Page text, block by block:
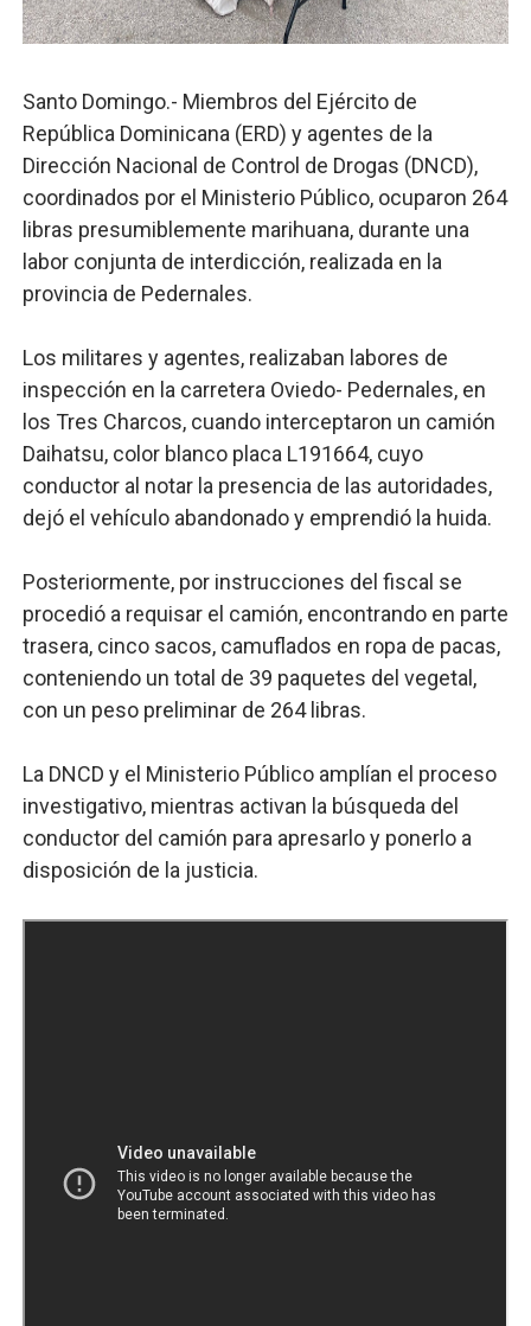
Operativo Interinstitucional “Compromiso Ambiental
Ministerio de Cultura anuncia ganadores de Premios
Más de 180 dirigentes sindicales de las Américas se
Restaurante Amigos es reconocido por sus cuatro
Santo Domingo.- Miembros del Ejército de
República Dominicana (ERD) y agentes de la
Dirección Nacional de Control de Drogas (DNCD),
coordinados por el Ministerio Público, ocuparon 264
libras presumiblemente marihuana, durante una
labor conjunta de interdicción, realizada en la
provincia de Pedernales.
Los militares y agentes, realizaban labores de
inspección en la carretera Oviedo- Pedernales, en
los Tres Charcos, cuando interceptaron un camión
Daihatsu, color blanco placa L191664, cuyo
conductor al notar la presencia de las autoridades,
dejó el vehículo abandonado y emprendió la huida.
Posteriormente, por instrucciones del fiscal se
procedió a requisar el camión, encontrando en parte
trasera, cinco sacos, camuflados en ropa de pacas,
conteniendo un total de 39 paquetes del vegetal,
con un peso preliminar de 264 libras.
La DNCD y el Ministerio Público amplían el proceso
investigativo, mientras activan la búsqueda del
conductor del camión para apresarlo y ponerlo a
disposición de la justicia.